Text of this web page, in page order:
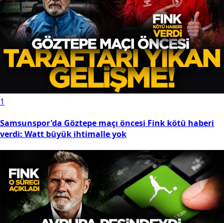
1
Samsunspor'da Göztepe maçı öncesi Fink kötü haberi
verdi: Watt büyük ihtimalle yok